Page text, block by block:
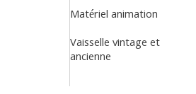
Matériel animation
Vaisselle vintage et
ancienne